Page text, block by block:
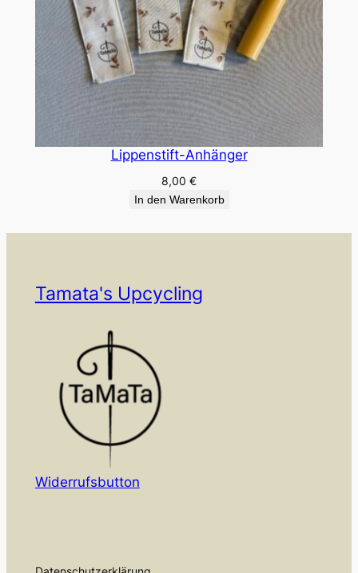
Lippenstift-Anhänger
8,00 €
In den Warenkorb
Tamata's Upcycling
Widerrufsbutton